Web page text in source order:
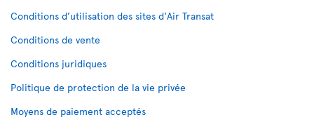
Conditions d’utilisation des sites d'Air Transat
Conditions de vente
Conditions juridiques
Politique de protection de la vie privée
Moyens de paiement acceptés